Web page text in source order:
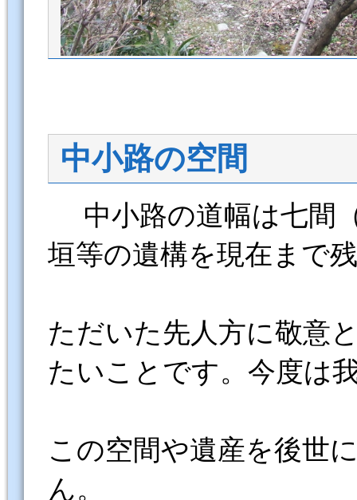
中小路の空間
中小路の道幅は七間
垣等の遺構を現在まで
ただいた先人方に敬意
たいことです。今度は
この空間や遺産を後世
ん。